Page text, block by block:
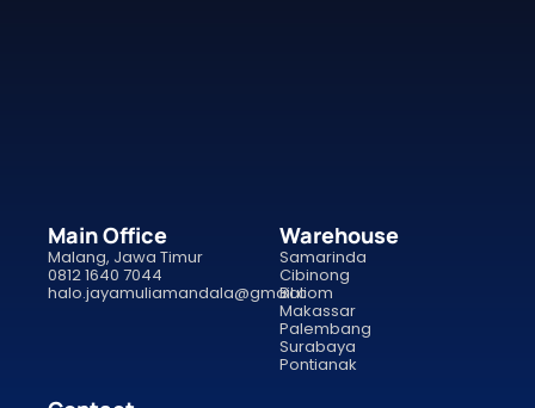
Main Office
Malang, Jawa Timur
0812 1640 7044
halo.jayamuliamandala@gmail.com
Warehouse
Samarinda
Cibinong
Bali
Makassar
Palembang
Surabaya
Pontianak